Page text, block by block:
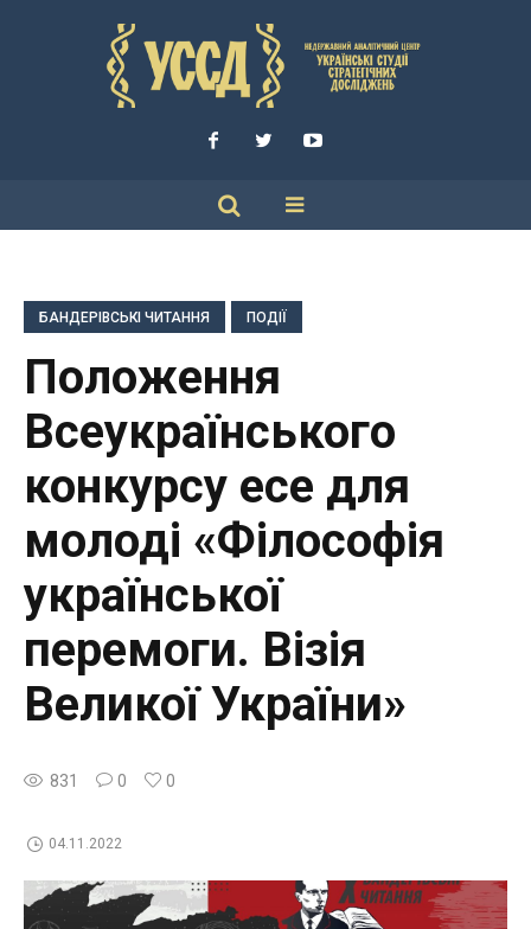
БАНДЕРІВСЬКІ ЧИТАННЯ ПОДІЇ
Положення
Всеукраїнського
конкурсу есе для
молоді «Філософія
української
перемоги. Візія
Великої України»
831 0 0
04.11.2022